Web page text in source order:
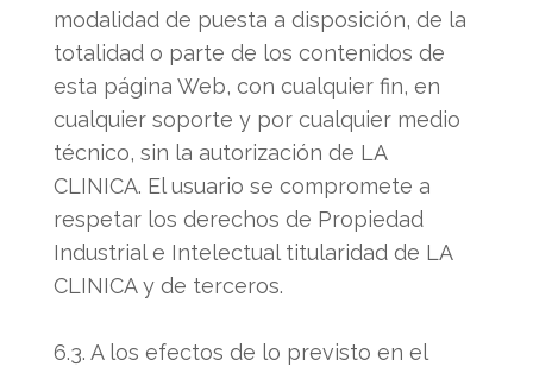
modalidad de puesta a disposición, de la
totalidad o parte de los contenidos de
esta página Web, con cualquier fin, en
cualquier soporte y por cualquier medio
técnico, sin la autorización de LA
CLINICA. El usuario se compromete a
respetar los derechos de Propiedad
Industrial e Intelectual titularidad de LA
CLINICA y de terceros.
6.3. A los efectos de lo previsto en el